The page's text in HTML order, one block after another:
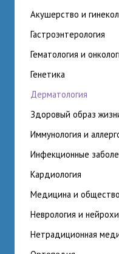
акушерство и
гастроэнтерология
гематология и
генетика
дерматология
здоровый образ
иммунология и
инфекционные
кардиология
медицина и общество
неврология и
нетрадиционная